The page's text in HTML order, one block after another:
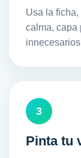
Usa la
calma, capa
3
Pinta tu